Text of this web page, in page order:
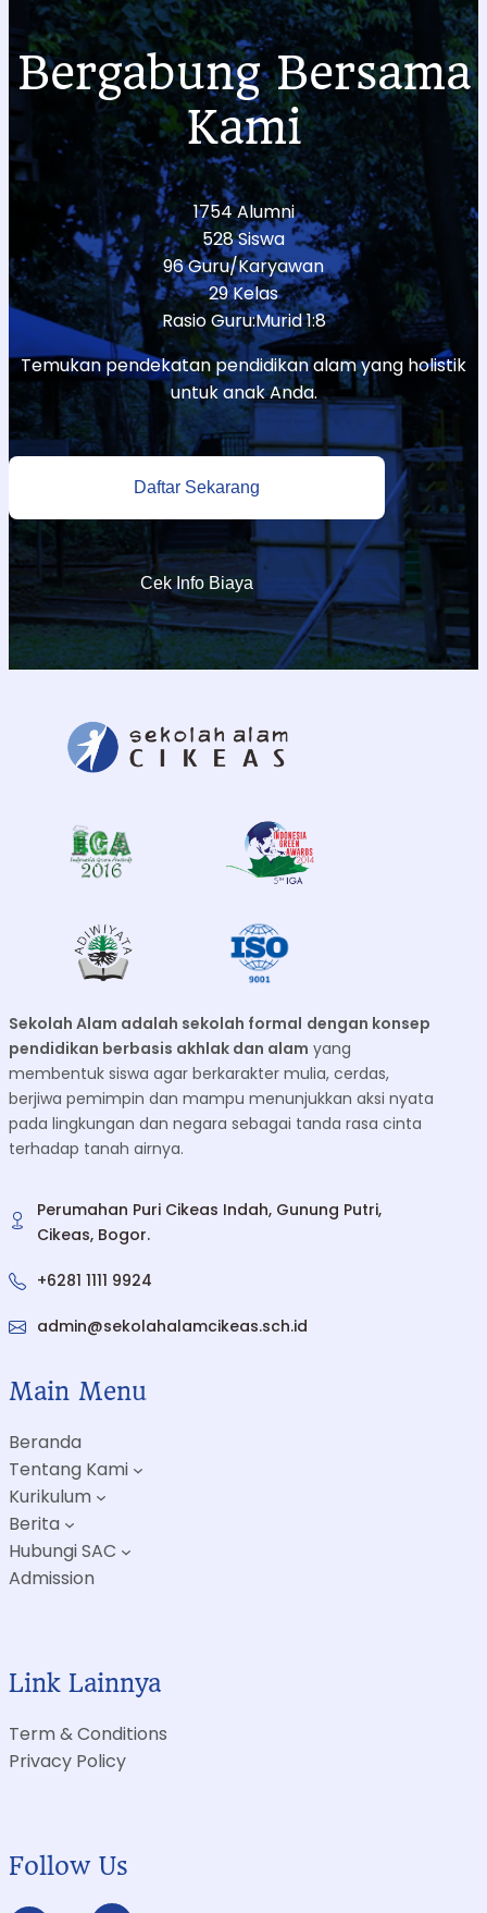
Bergabung Bersama
Kami
1754 Alumni
528 Siswa
96 Guru/Karyawan
29 Kelas
Rasio Guru:Murid 1:8
Temukan pendekatan pendidikan alam yang holistik
untuk anak Anda.
Daftar Sekarang
Cek Info Biaya
Sekolah Alam adalah sekolah formal dengan konsep
pendidikan berbasis akhlak dan alam yang
membentuk siswa agar berkarakter mulia, cerdas,
berjiwa pemimpin dan mampu menunjukkan aksi nyata
pada lingkungan dan negara sebagai tanda rasa cinta
terhadap tanah airnya.
Perumahan Puri Cikeas Indah, Gunung Putri,
Cikeas, Bogor.
+6281 1111 9924
admin@sekolahalamcikeas.sch.id
Main Menu
Beranda
Tentang Kami
Kurikulum
Berita
Hubungi SAC
Admission
Link Lainnya
Term & Conditions
Privacy Policy
Follow Us